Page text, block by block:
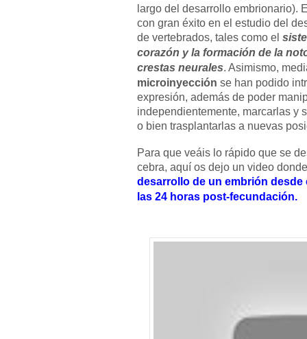
largo del desarrollo embrionario).
con gran éxito en el estudio del
de vertebrados, tales como el
corazón y la formación de la
crestas neurales. Asimismo,
microinyección se han podido
expresión, además de poder
independientemente, marcarlas y
o bien trasplantarlas a nuevas
Para que veáis lo rápido que se
cebra, aquí os dejo un video
desarrollo de un embrión desde
las 24 horas post-fecundación.